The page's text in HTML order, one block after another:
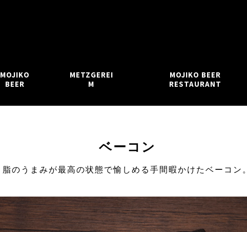
MOJIKO
BEER
METZGEREI
M
MOJIKO BEER
RESTAURANT
ベーコン
脂のうまみが最高の状態で愉しめる手間暇かけたベーコン。